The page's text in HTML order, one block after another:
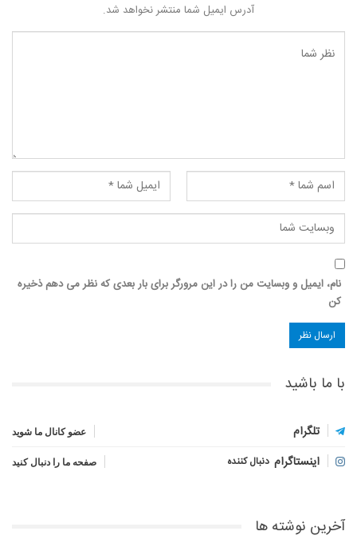
آدرس ایمیل شما منتشر نخواهد شد.
نام، ایمیل و وبسایت من را در این مرورگر برای بار بعدی که نظر می دهم ذخیره
کن
با ما باشید
تلگرام عضو کانال ما شوید
اینستاگرام دنبال کننده صفحه ما را دنبال کنید
آخرین نوشته ها